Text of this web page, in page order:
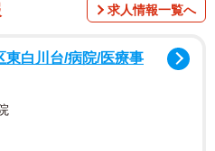
求人情報一覧へ
東白川台/病院/医療事